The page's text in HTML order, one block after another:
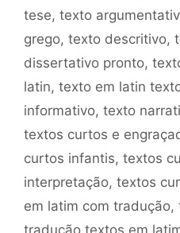
tese, texto
grego, texto descritivo,
dissertativo pronto,
latin, texto em latin
informativo, texto
textos curtos e
curtos infantis, textos
interpretação, textos
em latim com tradução,
tradução textos em